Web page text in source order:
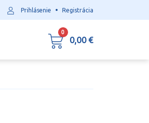
Prihlásenie • Registrácia
0
0,00 €